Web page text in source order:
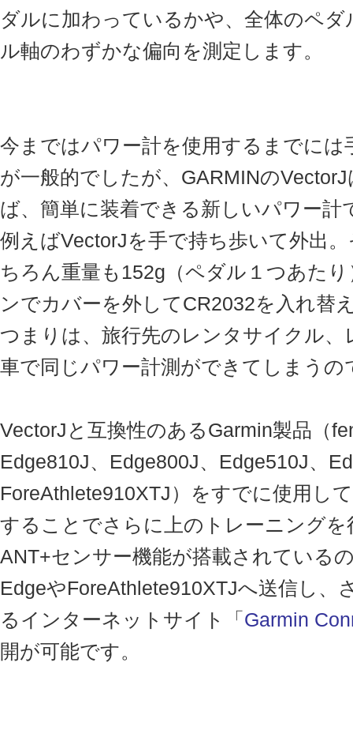
ダルに加わっているかや、全体のペ
ル軸のわずかな偏向を測定します。
今まではパワー計を使用するまでに
が一般的でしたが、GARMINの
ば、簡単に装着できる新しいパワー計
例えばVectorJを手で持ち歩いて外出
ちろん重量も152g（ペダル１つあた
ンでカバーを外してCR2032を入れ替
つまりは、旅行先のレンタサイクル、
車で同じパワー計測ができてしまうの
VectorJと互換性のあるGarmin製品（
Edge810J、Edge800J、Edge510J、
ForeAthlete910XTJ）をすでに使用し
することでさらに上のトレーニング
ANT+センサー機能が搭載されている
EdgeやForeAthlete910XTJへ送信し、
るインターネットサイト「 Garmin
開が可能です。